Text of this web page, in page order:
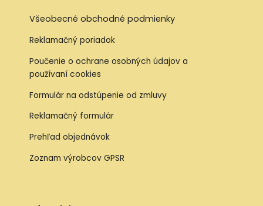
Všeobecné obchodné podmienky
Reklamačný poriadok
Poučenie o ochrane osobných údajov a
používaní cookies
Formulár na odstúpenie od zmluvy
Reklamačný formulár
Prehľad objednávok
Zoznam výrobcov GPSR